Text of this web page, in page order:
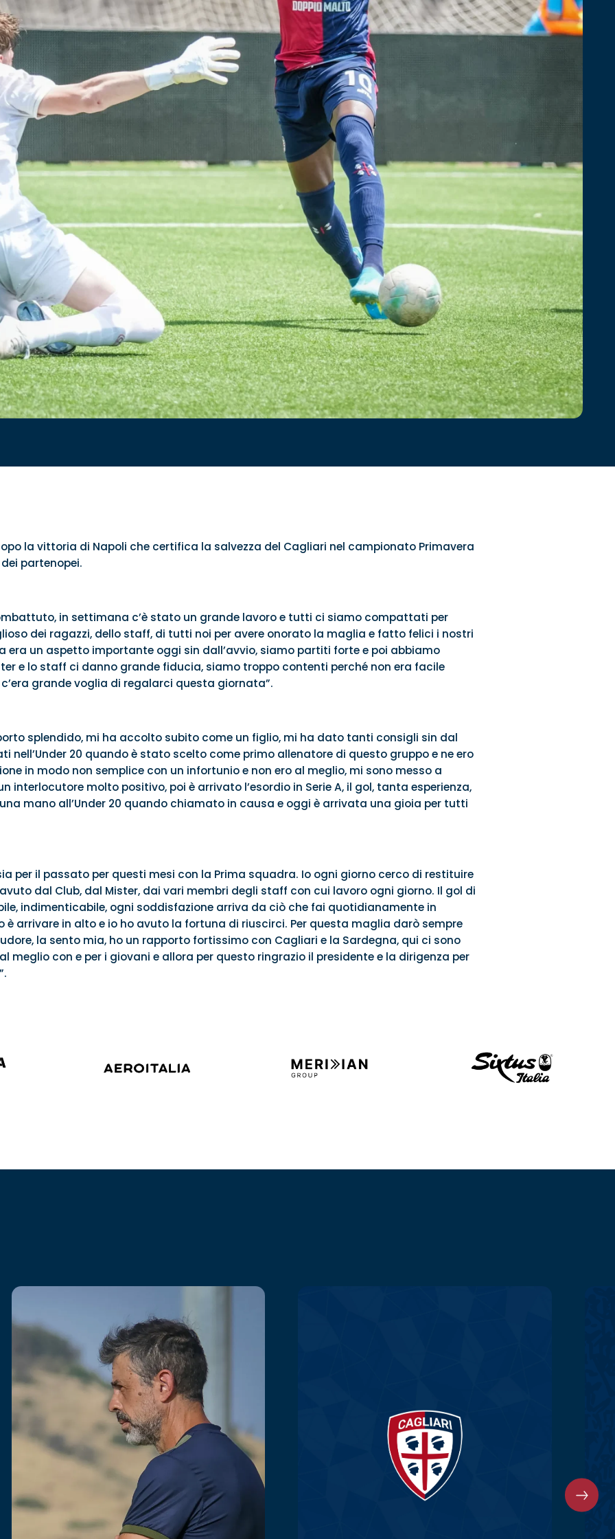
la vittoria di Napoli che certifica la salvezza del Cagliari nel campionato Primavera
partenopei.
in settimana c’è stato un grande lavoro e tutti ci siamo compattati per
dei ragazzi, dello staff, di tutti noi per avere onorato la maglia e fatto felici i nostri
era un aspetto importante oggi sin dall’avvio, siamo partiti forte e poi abbiamo
e lo staff ci danno grande fiducia, siamo troppo contenti perché non era facile
grande voglia di regalarci questa giornata”.
splendido, mi ha accolto subito come un figlio, mi ha dato tanti consigli sin dal
nell’Under 20 quando è stato scelto come primo allenatore di questo gruppo e ne ero
in modo non semplice con un infortunio e non ero al meglio, mi sono messo a
interlocutore molto positivo, poi è arrivato l’esordio in Serie A, il gol, tanta esperienza,
mano all’Under 20 quando chiamato in causa e oggi è arrivata una gioia per tutti
per il passato per questi mesi con la Prima squadra. Io ogni giorno cerco di restituire
dal Club, dal Mister, dai vari membri degli staff con cui lavoro ogni giorno. Il gol di
indimenticabile, ogni soddisfazione arriva da ciò che fai quotidianamente in
è arrivare in alto e io ho avuto la fortuna di riuscirci. Per questa maglia darò sempre
la sento mia, ho un rapporto fortissimo con Cagliari e la Sardegna, qui ci sono
meglio con e per i giovani e allora per questo ringrazio il presidente e la dirigenza per